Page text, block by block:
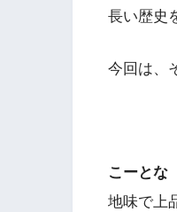
長い歴史
今回は、
こーとな
地味で上